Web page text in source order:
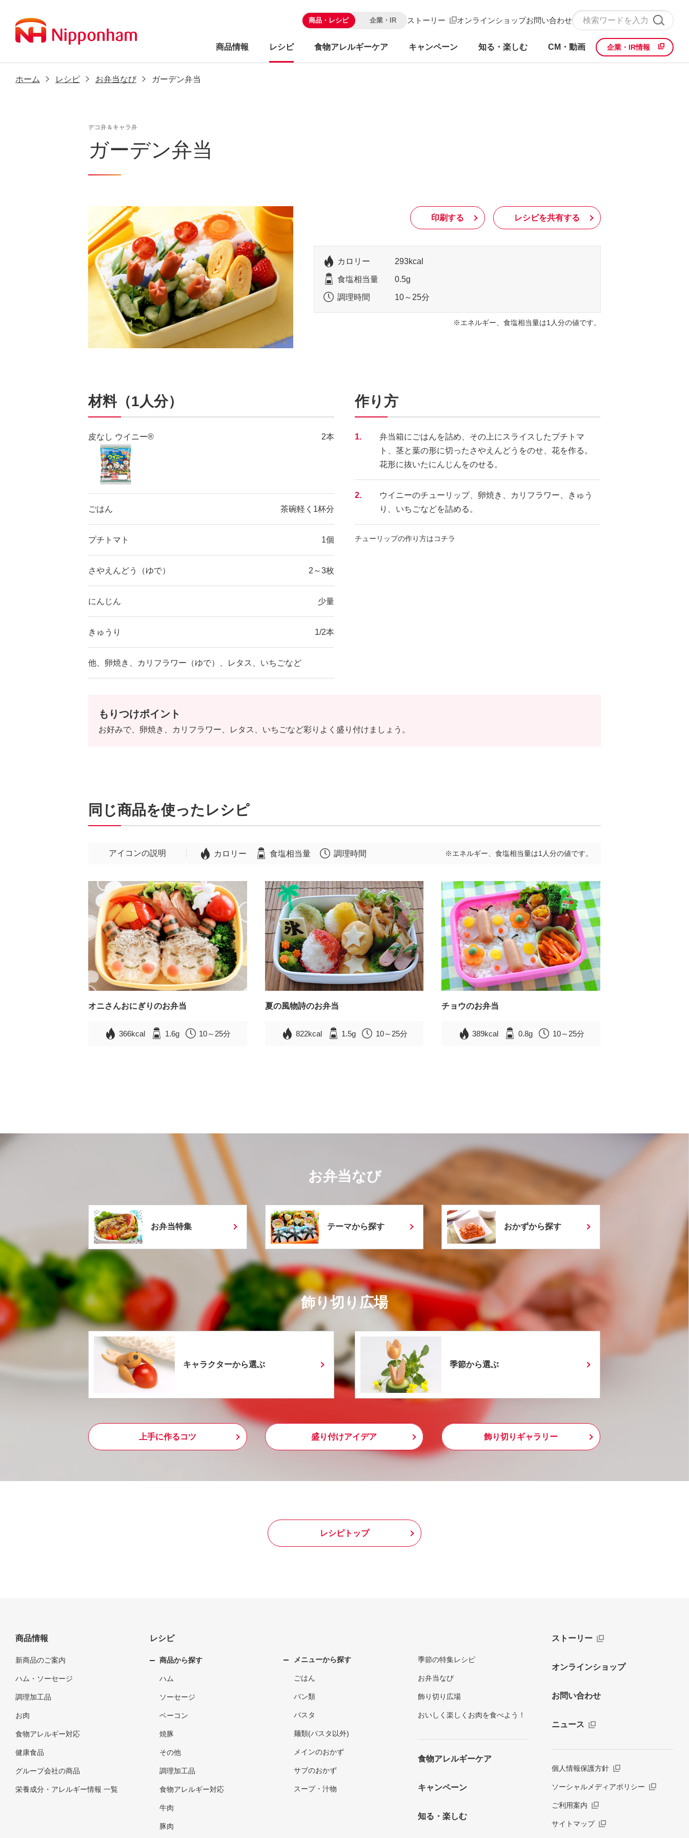
商品・レシピ 企業・IR ストーリー オンラインショップお問い合わせ
商品情報 レシピ 食物アレルギーケア キャンペーン 知る・楽しむ CM・動画 企業・IR情報
ホーム レシピ お弁当なび ガーデン弁当
デコ弁＆キャラ弁
ガーデン弁当
印刷する レシピを共有する
カロリー 293kcal
食塩相当量 0.5g
調理時間 10～25分
エネルギー、食塩相当量は1人分の値です。
材料（1人分）
皮なし ウイニー® 2本
ごはん 茶碗軽く1杯分
プチトマト 1個
さやえんどう（ゆで） 2～3枚
にんじん 少量
きゅうり 1/2本
他、卵焼き、カリフラワー（ゆで）、レタス、いちごなど
作り方
1.
弁当箱にごはんを詰め、その上にスライスしたプチトマ
ト、茎と葉の形に切ったさやえんどうをのせ、花を作る。
花形に抜いたにんじんをのせる。
2.
ウイニーのチューリップ、卵焼き、カリフラワー、きゅう
り、いちごなどを詰める。
チューリップの作り方はコチラ
もりつけポイント
お好みで、卵焼き、カリフラワー、レタス、いちごなど彩りよく盛り付けましょう。
同じ商品を使ったレシピ
アイコンの説明 カロリー 食塩相当量 調理時間 ※エネルギー、食塩相当量は1人分の値です。
オニさんおにぎりのお弁当
366kcal 1.6g 10～25分
夏の風物詩のお弁当
822kcal 1.5g 10～25分
チョウのお弁当
389kcal 0.8g 10～25分
お弁当なび
お弁当特集 テーマから探す おかずから探す
飾り切り広場
キャラクターから選ぶ 季節から選ぶ
上手に作るコツ 盛り付けアイデア 飾り切りギャラリー
レシピトップ
商品情報
新商品のご案内
ハム・ソーセージ
調理加工品
お肉
食物アレルギー対応
健康食品
グループ会社の商品
栄養成分・アレルギー情報 一覧
レシピ
商品から探す
ハム
ソーセージ
ベーコン
焼豚
その他
調理加工品
食物アレルギー対応
牛肉
豚肉
メニューから探す
ごはん
パン類
パスタ
麺類(パスタ以外)
メインのおかず
サブのおかず
スープ・汁物
季節の特集レシピ
お弁当なび
飾り切り広場
おいしく楽しくお肉を食べよう！
食物アレルギーケア
キャンペーン
知る・楽しむ
ストーリー
オンラインショップ
お問い合わせ
ニュース
個人情報保護方針
ソーシャルメディアポリシー
ご利用案内
サイトマップ